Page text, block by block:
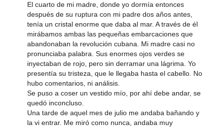
El cuarto de mi madre, donde yo dormía entonces
después de su ruptura con mi padre dos años antes,
tenía un cristal enorme que daba al mar. A través de él
mirábamos ambas las pequeñas embarcaciones que
abandonaban la revolución cubana. Mi madre casi no
pronunciaba palabra. Sus enormes ojos verdes se
inyectaban de rojo, pero sin derramar una lágrima. Yo
presentía su tristeza, que le llegaba hasta el cabello. No
hubo comentarios, ni análisis.
Se puso a coser un vestido mío, por ahí debe andar, se
quedó inconcluso.
Una tarde de aquel mes de julio me andaba bañando y
la vi entrar. Me miró como nunca, andaba muy